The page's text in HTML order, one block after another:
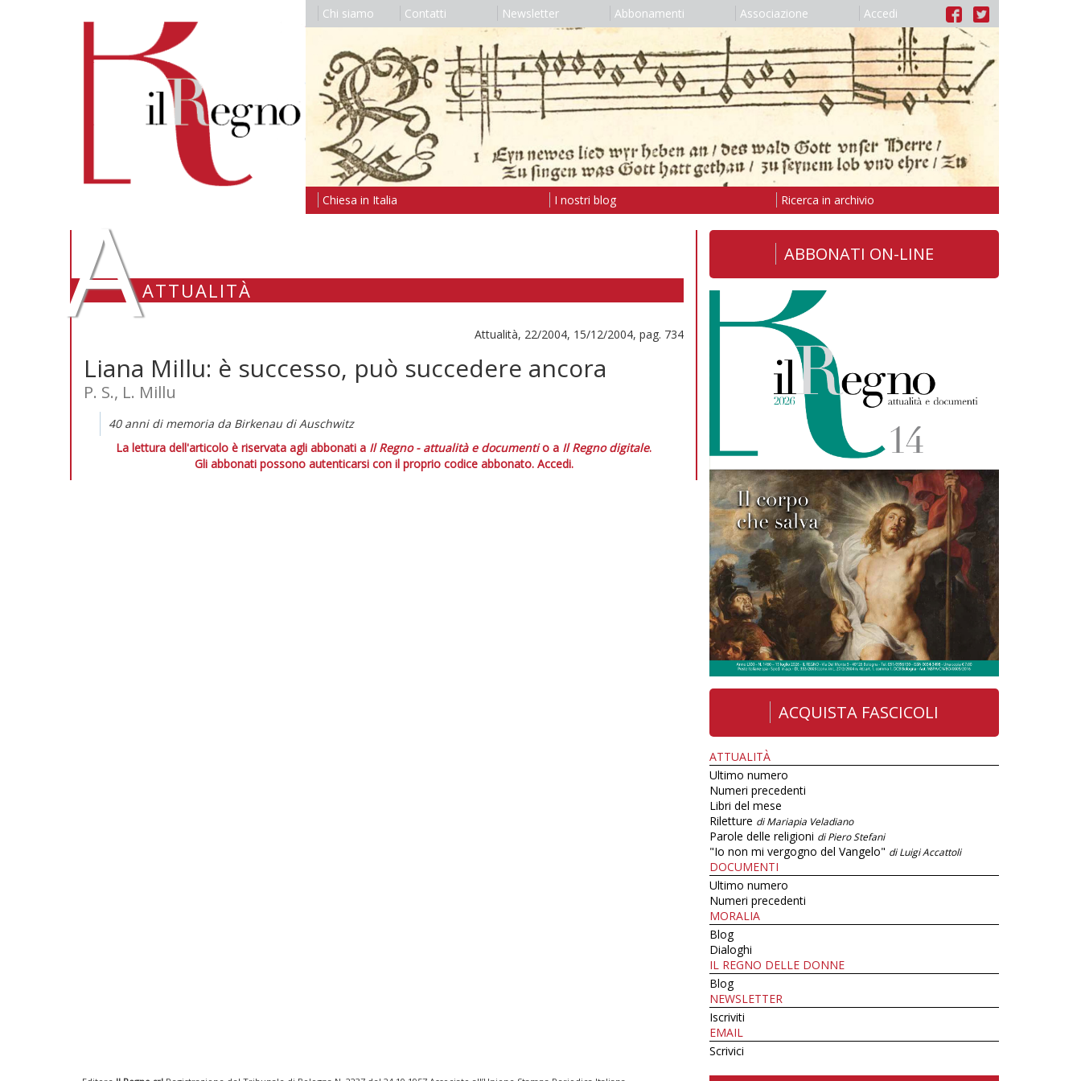
Chi siamo Contatti Newsletter Abbonamenti Associazione Accedi
Chiesa in Italia I nostri blog Ricerca in archivio
AATTUALITÀ
Attualità, 22/2004, 15/12/2004, pag. 734
Liana Millu: è successo, può succedere ancora
P. S., L. Millu
40 anni di memoria da Birkenau di Auschwitz
La lettura dell'articolo è riservata agli abbonati a Il Regno - attualità e documentio a Il Regno digitale.
Gli abbonati possono autenticarsi con il proprio codice abbonato. Accedi.
ABBONATI ON-LINE
ACQUISTA FASCICOLI
ATTUALITÀ
Ultimo numero
Numeri precedenti
Libri del mese
Riletture di Mariapia Veladiano
Parole delle religioni di Piero Stefani
"Io non mi vergogno del Vangelo" di Luigi Accattoli
DOCUMENTI
Ultimo numero
Numeri precedenti
MORALIA
Blog
Dialoghi
IL REGNO DELLE DONNE
Blog
NEWSLETTER
Iscriviti
EMAIL
Scrivici